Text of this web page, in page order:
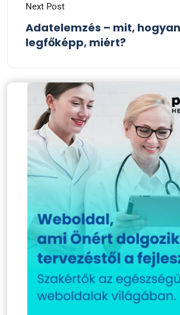
Next Post
Adatelemzés – mit,
legfőképp, miért?